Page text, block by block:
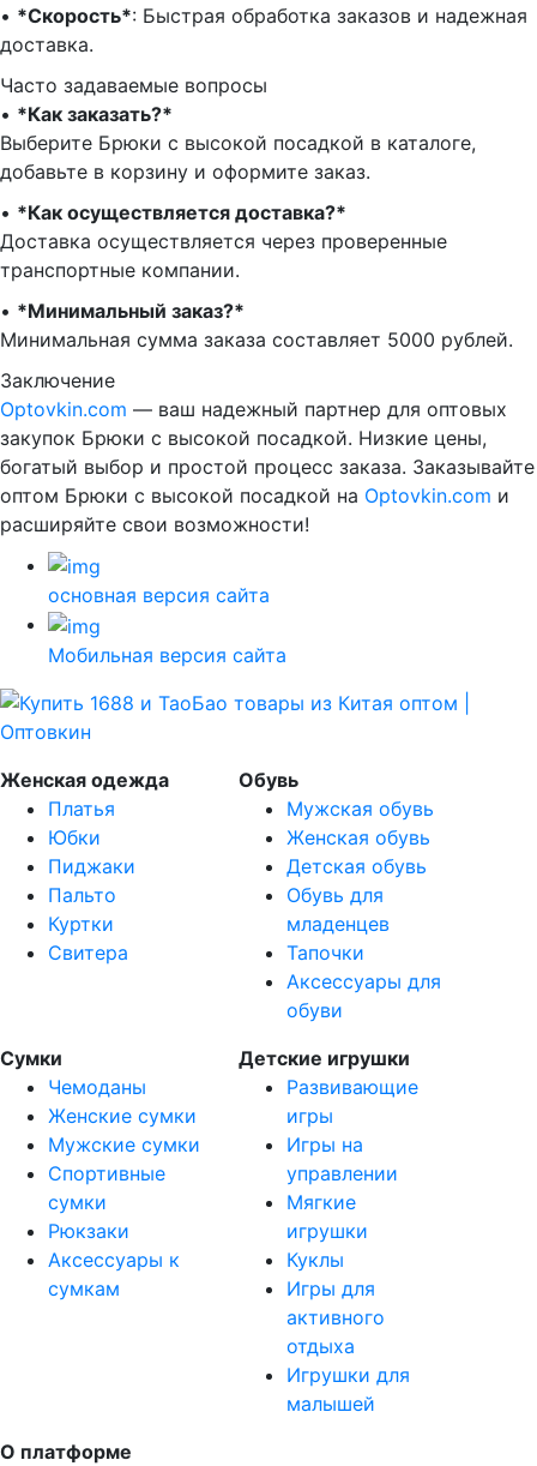
•⁠ ⁠ *Скорость*: Быстрая обработка заказов и надежная
доставка.
Часто задаваемые вопросы
•⁠ ⁠*Как заказать?*
Выберите Брюки с высокой посадкой в каталоге,
добавьте в корзину и оформите заказ.
•⁠ ⁠ *Как осуществляется доставка?*
Доставка осуществляется через проверенные
транспортные компании.
•⁠ ⁠ *Минимальный заказ?*
Минимальная сумма заказа составляет 5000 рублей.
Заключение
Optovkin.com — ваш надежный партнер для оптовых
закупок Брюки с высокой посадкой. Низкие цены,
богатый выбор и простой процесс заказа. Заказывайте
оптом Брюки с высокой посадкой на Optovkin.com и
расширяйте свои возможности!
основная версия сайта
Мобильная версия сайта
Женская одежда
Платья
Юбки
Пиджаки
Пальто
Куртки
Свитера
Обувь
Мужская обувь
Женская обувь
Детская обувь
Обувь для
младенцев
Тапочки
Аксессуары для
обуви
Сумки
Чемоданы
Женские сумки
Мужские сумки
Спортивные
сумки
Рюкзаки
Аксессуары к
сумкам
Детские игрушки
Развивающие
игры
Игры на
управлении
Мягкие
игрушки
Куклы
Игры для
активного
отдыха
Игрушки для
малышей
О платформе